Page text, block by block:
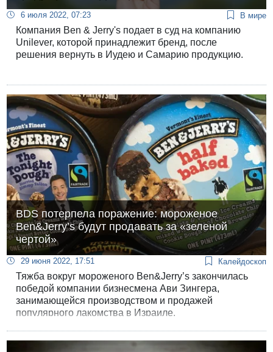
6 июля 2022, 07:23 В мире
Компания Ben & Jerry's подает в суд на компанию
Unilever, которой принадлежит бренд, после
решения вернуть в Иудею и Самарию продукцию.
BDS потерпела поражение: мороженое
Ben&Jerry’s будут продавать за «зеленой
чертой»
29 июня 2022, 17:51 Калейдоскоп
Тяжба вокруг мороженого Ben&Jerry’s закончилась
победой компании бизнесмена Ави Зингера,
занимающейся производством и продажей
популярного лакомства в Израиле.